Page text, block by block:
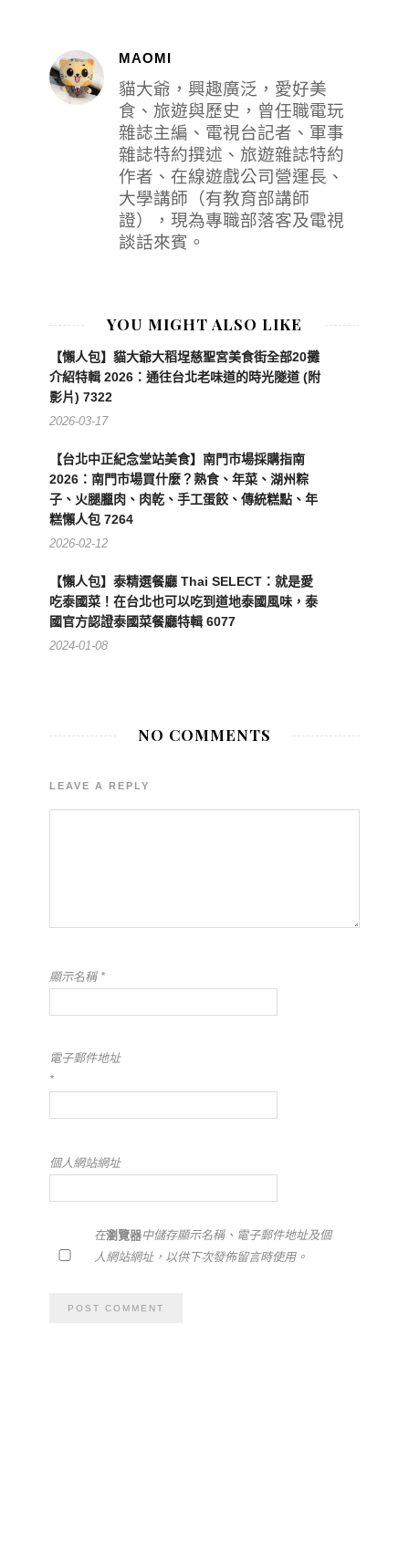
MAOMI
貓大爺，興趣廣泛，愛好美
食、旅遊與歷史，曾任職電玩
雜誌主編、電視台記者、軍事
雜誌特約撰述、旅遊雜誌特約
作者、在線遊戲公司營運長、
大學講師（有教育部講師
證），現為專職部落客及電視
談話來賓。
YOU MIGHT ALSO LIKE
【懶人包】貓大爺大稻埕慈聖宮美食街全部20攤
介紹特輯 2026：通往台北老味道的時光隧道 (附
影片) 7322
2026-03-17
【台北中正紀念堂站美食】南門市場採購指南
2026：南門市場買什麼？熟食、年菜、湖州粽
子、火腿臘肉、肉乾、手工蛋餃、傳統糕點、年
糕懶人包 7264
2026-02-12
【懶人包】泰精選餐廳 Thai SELECT：就是愛
吃泰國菜！在台北也可以吃到道地泰國風味，泰
國官方認證泰國菜餐廳特輯 6077
2024-01-08
NO COMMENTS
LEAVE A REPLY
顯示名稱 *
電子郵件地址
*
個人網站網址
在瀏覽器中儲存顯示名稱、電子郵件地址及個
人網站網址，以供下次發佈留言時使用。